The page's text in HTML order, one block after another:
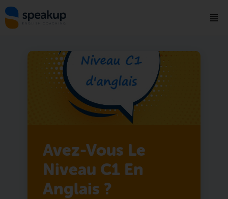
Avez-Vous Le
Niveau C1 En
Anglais ?